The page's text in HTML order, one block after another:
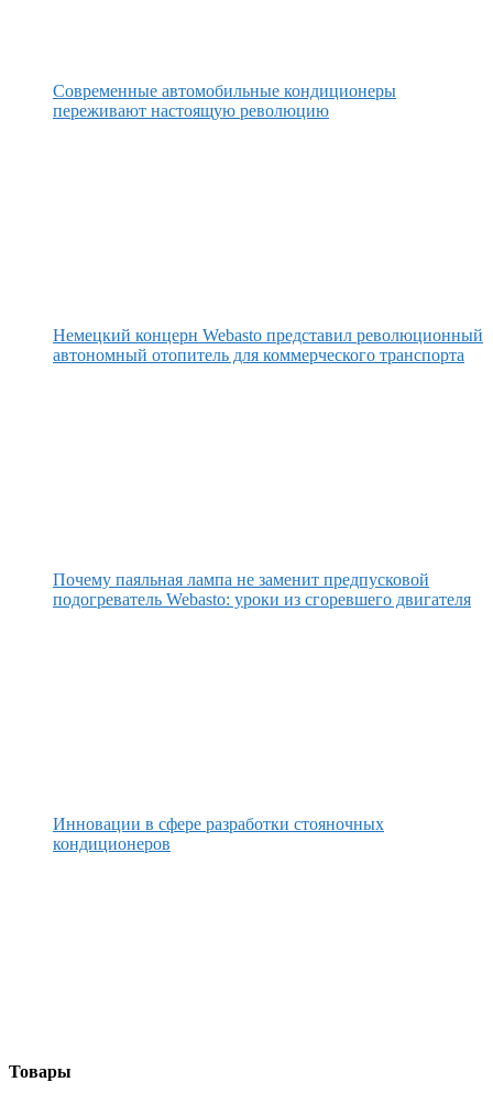
Современные автомобильные кондиционеры
переживают настоящую революцию
Немецкий концерн Webasto представил революционный
автономный отопитель для коммерческого транспорта
Почему паяльная лампа не заменит предпусковой
подогреватель Webasto: уроки из сгоревшего двигателя
Инновации в сфере разработки стояночных
кондиционеров
Товары